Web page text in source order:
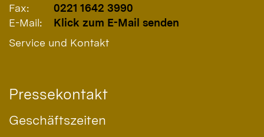
Fax:
0221 1642 3990
E-Mail:
Klick zum E-Mail senden
Service und Kontakt
Pressekontakt
Geschäftszeiten